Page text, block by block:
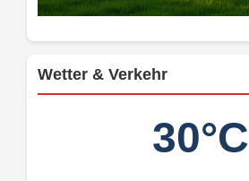
Wetter & Verkehr
30°C